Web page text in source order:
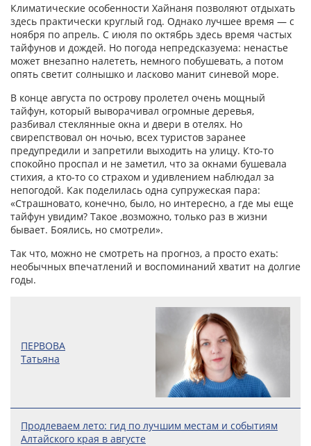
Климатические особенности Хайнаня позволяют отдыхать
здесь практически круглый год. Однако лучшее время — с
ноября по апрель. С июля по октябрь здесь время частых
тайфунов и дождей. Но погода непредсказуема: ненастье
может внезапно налететь, немного побушевать, а потом
опять светит солнышко и ласково манит синевой море.
В конце августа по острову пролетел очень мощный
тайфун, который выворачивал огромные деревья,
разбивал стеклянные окна и двери в отелях. Но
свирепствовал он ночью, всех туристов заранее
предупредили и запретили выходить на улицу. Кто-то
спокойно проспал и не заметил, что за окнами бушевала
стихия, а кто-то со страхом и удивлением наблюдал за
непогодой. Как поделилась одна супружеская пара:
«Страшновато, конечно, было, но интересно, а где мы еще
тайфун увидим? Такое ,возможно, только раз в жизни
бывает. Боялись, но смотрели».
Так что, можно не смотреть на прогноз, а просто ехать:
необычных впечатлений и воспоминаний хватит на долгие
годы.
ПЕРВОВА
Татьяна
Продлеваем лето: гид по лучшим местам и событиям
Алтайского края в августе